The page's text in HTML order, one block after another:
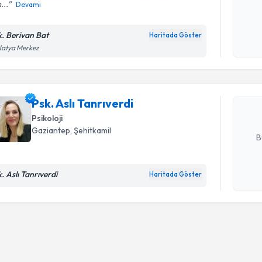
Devamı
Berivan Bat Haritada Göster
Merkez
Psk. Aslı Tanrıverdi
Psikoloji
Gaziantep, Şehitkamil
Aslı Tanrıverdi Haritada Göster
bu
posta ile